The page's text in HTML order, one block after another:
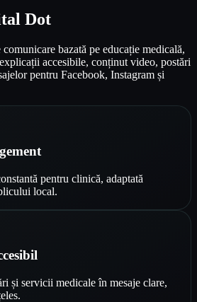
Dot
bazată pe educație medicală,
accesibile, conținut video, postări
pentru Facebook, Instagram și
pentru clinică, adaptată
local.
și servicii medicale în mesaje clare,